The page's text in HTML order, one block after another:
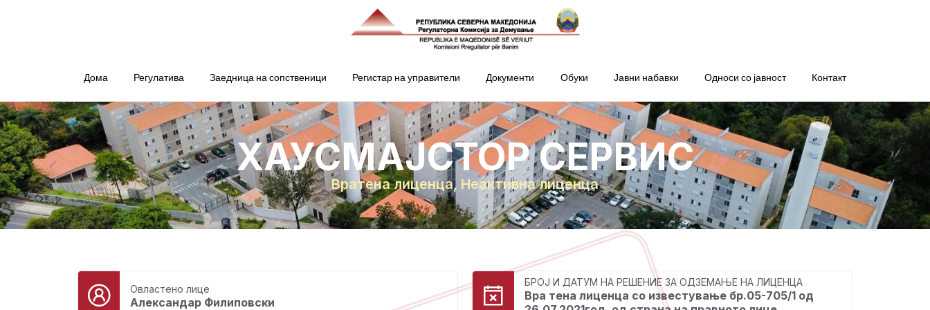
Дома Регулатива Заедница на сопственици Регистар на управители Документи Обуки Јавни набавки Односи со јавност Контакт
ХАУСМАЈСТОР СЕРВИС
Вратена лиценца, Неактивна лиценца
Овластено лице
Александар Филиповски
БРОЈ И ДАТУМ НА РЕШЕНИЕ ЗА ОДЗЕМАЊЕ НА ЛИЦЕНЦА
Вра тена лиценца со известување бр.05-705/1 од